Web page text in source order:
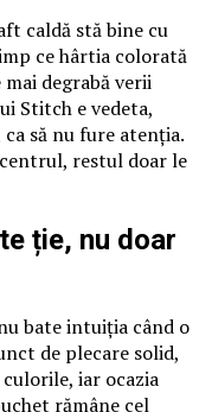
caldă stă bine cu
ce hârtia colorată
degrabă verii
Stitch e vedeta,
să nu fure atenția.
restul doar le
ție, nu doar
bate intuiția când o
de plecare solid,
iar ocazia
rămâne cel